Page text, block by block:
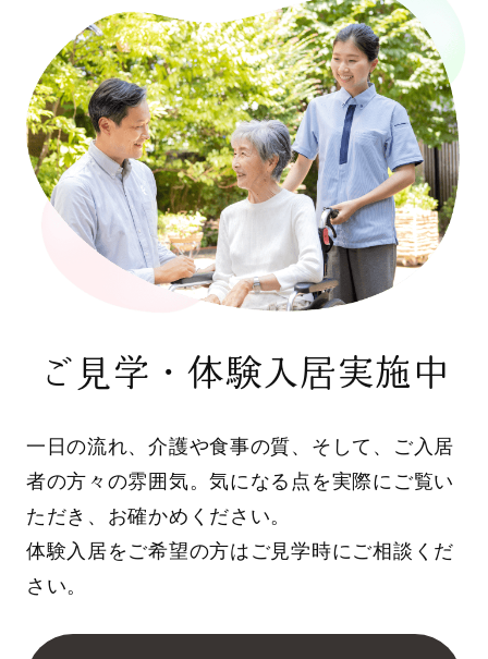
ご見学・体験入居実施中
一日の流れ、介護や食事の質、そして、ご入居
者の方々の雰囲気。気になる点を実際にご覧い
ただき、お確かめください。
体験入居をご希望の方はご見学時にご相談くだ
さい。